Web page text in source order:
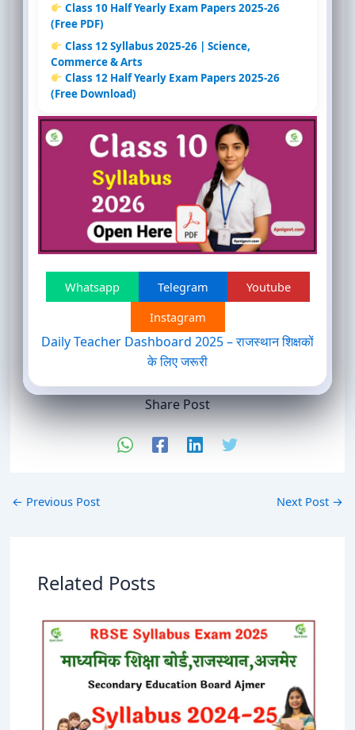
Class 10 Half Yearly Exam Papers 2025-26
(Free PDF)
Class 12 Syllabus 2025-26 | Science,
Commerce & Arts
Class 12 Half Yearly Exam Papers 2025-26
(Free Download)
Whatsapp Telegram
Youtube
Instagram
Daily Teacher Dashboard 2025 – राजस्थान शिक्षकों
के लिए जरूरी
Share Post
← Previous Post Next Post →
Related Posts